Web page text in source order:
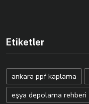
Etiketler
ankara ppf kaplama
eşya depolama rehberi